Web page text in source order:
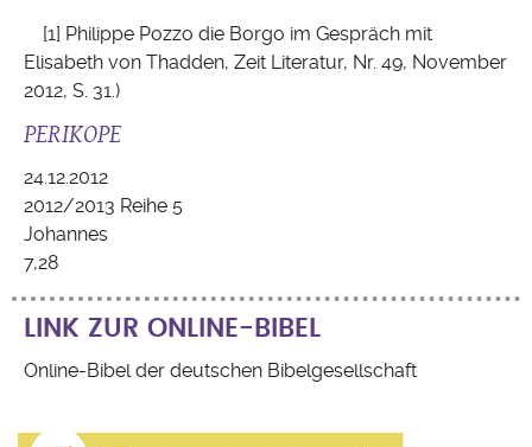
[1] Philippe Pozzo die Borgo im Gespräch mit
Elisabeth von Thadden, Zeit Literatur, Nr. 49, November
2012, S. 31.)
PERIKOPE
24.12.2012
2012/2013 Reihe 5
Johannes
7,28
LINK ZUR ONLINE-BIBEL
Online-Bibel der deutschen Bibelgesellschaft